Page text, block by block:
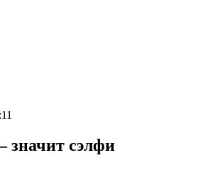
значит сэлфи